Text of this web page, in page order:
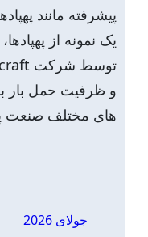
پیشرفته مانند
و ظرفیت حمل بار
های مختلف صنعت
جولای 2026